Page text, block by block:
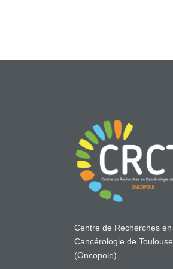
Centre de Recherches en
Cancérologie de Toulouse
(Oncopole)